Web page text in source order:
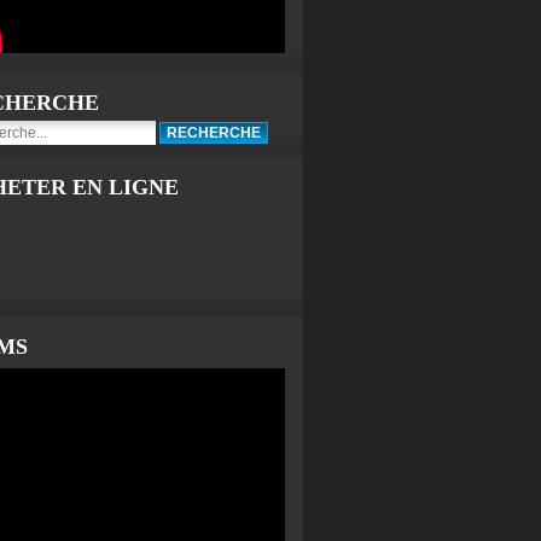
EN LIGNE